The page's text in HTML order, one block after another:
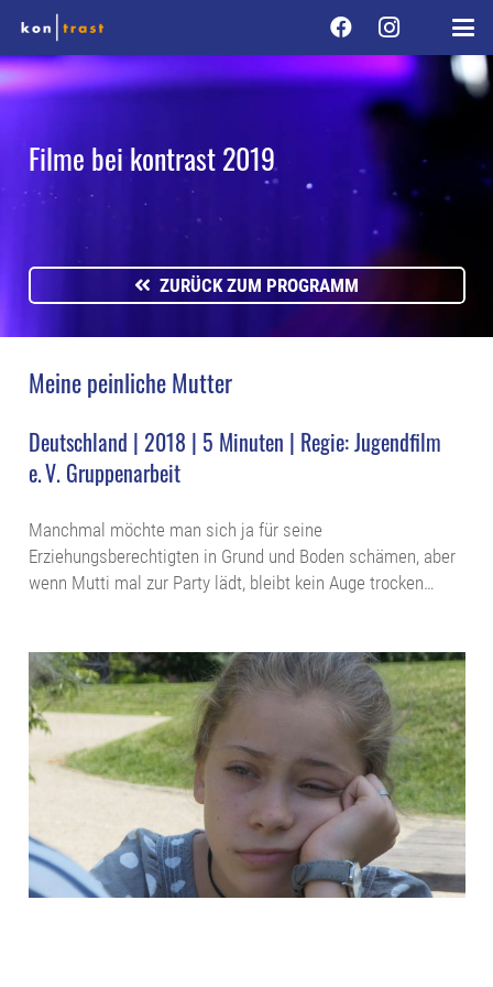
Filme bei kontrast 2019
ZURÜCK ZUM PROGRAMM
Meine peinliche Mutter
Deutschland | 2018 | 5 Minuten | Regie: Jugendfilm
e. V. Gruppenarbeit
Manchmal möchte man sich ja für seine
Erziehungsberechtigten in Grund und Boden schämen, aber
wenn Mutti mal zur Party lädt, bleibt kein Auge trocken…